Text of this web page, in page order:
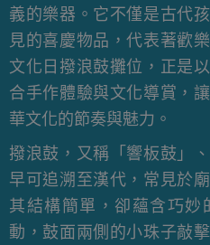
義的樂器。它不僅是古代
見的喜慶物品，代表著歡
文化日撥浪鼓攤位，正是
合手作體驗與文化導賞，
華文化的節奏與魅力。
撥浪鼓，又稱「響板鼓」
早可追溯至漢代，常見於
其結構簡單，卻蘊含巧
動，鼓面兩側的小珠子敲